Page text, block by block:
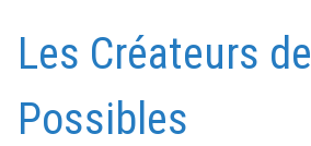
contenu
Les Créateurs de
Possibles